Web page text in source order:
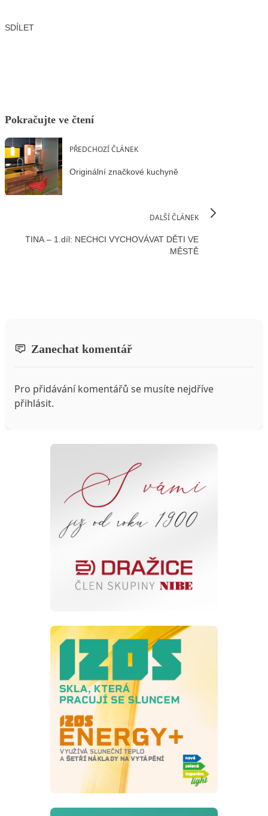
SDÍLET
Pokračujte ve čtení
PŘEDCHOZÍ ČLÁNEK
Originální značkové kuchyně
DALŠÍ ČLÁNEK
TINA – 1.díl: NECHCI VYCHOVÁVAT DĚTI VE
MĚSTĚ
Zanechat komentář
Pro přidávání komentářů se musíte nejdříve
přihlásit.